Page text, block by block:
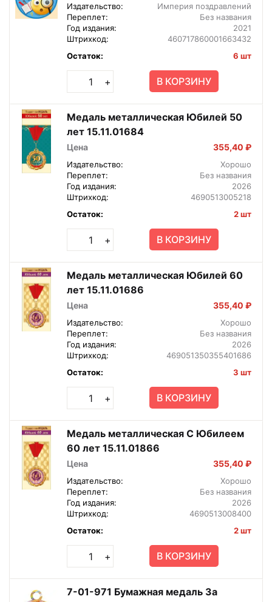
Издательство:
Империя поздравлений
Переплет:
Без названия
Год издания:
2021
Штрихкод:
460717860001663432
Остаток:
6 шт
+ В КОРЗИНУ
Медаль металлическая Юбилей 50
лет 15.11.01684
Цена 355,40 ₽
Издательство:
Хорошо
Переплет:
Без названия
Год издания:
2026
Штрихкод:
4690513005218
Остаток:
2 шт
+ В КОРЗИНУ
Медаль металлическая Юбилей 60
лет 15.11.01686
Цена 355,40 ₽
Издательство:
Хорошо
Переплет:
Без названия
Год издания:
2026
Штрихкод:
469051350355401686
Остаток:
3 шт
+ В КОРЗИНУ
Медаль металлическая С Юбилеем
60 лет 15.11.01866
Цена 355,40 ₽
Издательство:
Хорошо
Переплет:
Без названия
Год издания:
2026
Штрихкод:
4690513008400
Остаток:
2 шт
+ В КОРЗИНУ
7-01-971 Бумажная медаль За